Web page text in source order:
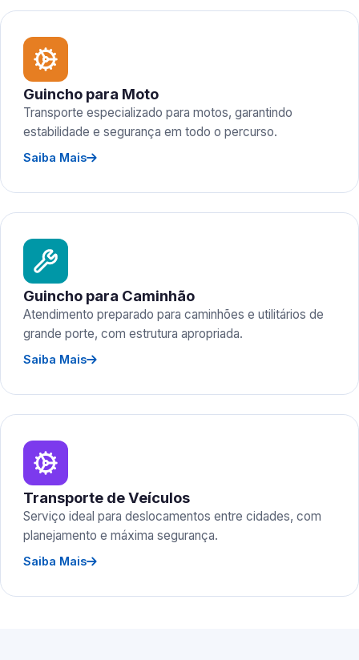
Guincho para Moto
Transporte especializado para motos, garantindo
estabilidade e segurança em todo o percurso.
Saiba Mais
Guincho para Caminhão
Atendimento preparado para caminhões e utilitários de
grande porte, com estrutura apropriada.
Saiba Mais
Transporte de Veículos
Serviço ideal para deslocamentos entre cidades, com
planejamento e máxima segurança.
Saiba Mais